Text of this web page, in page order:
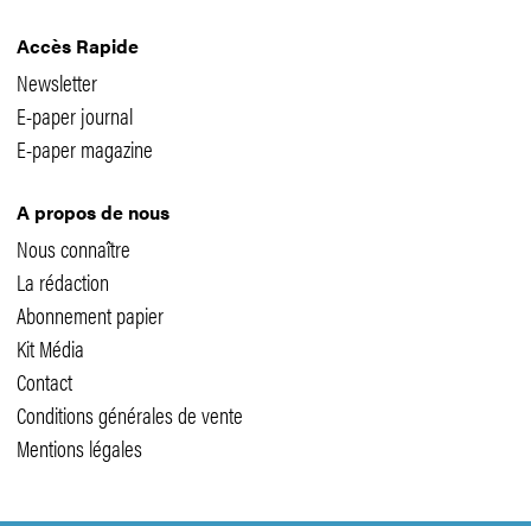
Accès Rapide
Newsletter
E-paper journal
E-paper magazine
A propos de nous
Nous connaître
La rédaction
Abonnement papier
Kit Média
Contact
Conditions générales de vente
Mentions légales